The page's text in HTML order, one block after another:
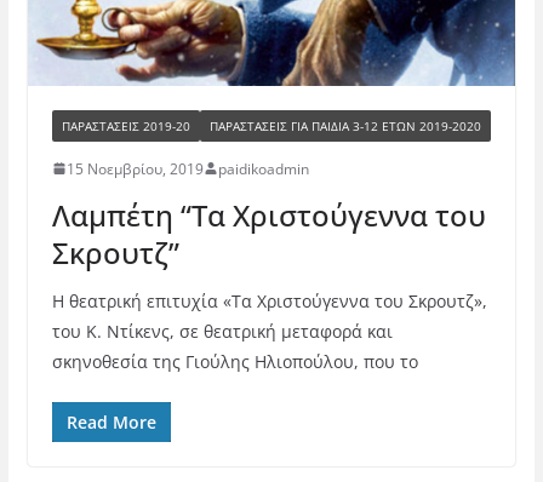
ΠΑΡΑΣΤΑΣΕΙΣ 2019-20 ΠΑΡΑΣΤΆΣΕΙΣ ΓΙΑ ΠΑΙΔΙΆ 3-12 ΕΤΏΝ 2019-2020
15 Νοεμβρίου, 2019 paidikoadmin
Λαμπέτη “Τα Χριστούγεννα του
Σκρουτζ”
Η θεατρική επιτυχία «Τα Χριστούγεννα του Σκρουτζ»,
του Κ. Ντίκενς, σε θεατρική μεταφορά και
σκηνοθεσία της Γιούλης Ηλιοπούλου, που το
Read More